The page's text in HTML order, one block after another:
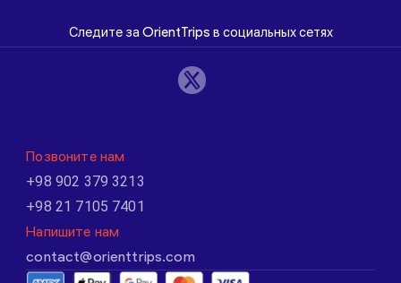
Следите за OrientTrips в социальных сетях
Позвоните нам
+98 902 379 3213
+98 21 7105 7401
Напишите нам
contact@orienttrips.com